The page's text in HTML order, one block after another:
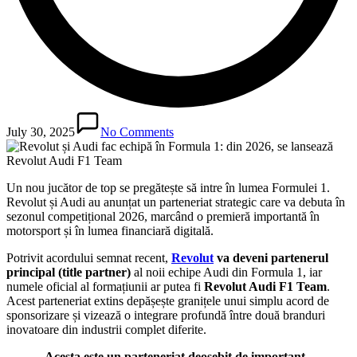
July 30, 2025 No Comments
Un nou jucător de top se pregătește să intre în lumea Formulei 1.
Revolut și Audi au anunțat un parteneriat strategic care va debuta în
sezonul competițional 2026, marcând o premieră importantă în
motorsport și în lumea financiară digitală.
Potrivit acordului semnat recent, Revolut va deveni partenerul
principal (title partner) al noii echipe Audi din Formula 1, iar
numele oficial al formațiunii ar putea fi Revolut Audi F1 Team.
Acest parteneriat extins depășește granițele unui simplu acord de
sponsorizare și vizează o integrare profundă între două branduri
inovatoare din industrii complet diferite.